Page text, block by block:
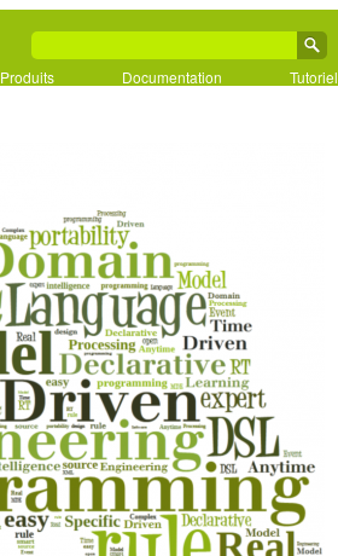
Produits Documentation Tutoriel